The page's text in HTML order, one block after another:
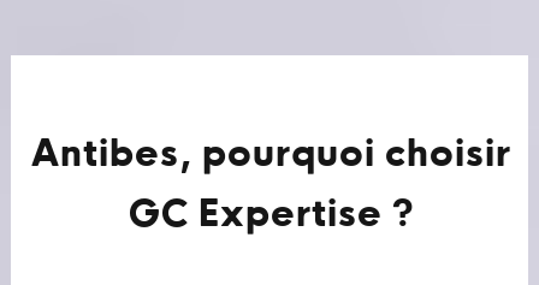
Antibes, pourquoi choisir
GC Expertise ?